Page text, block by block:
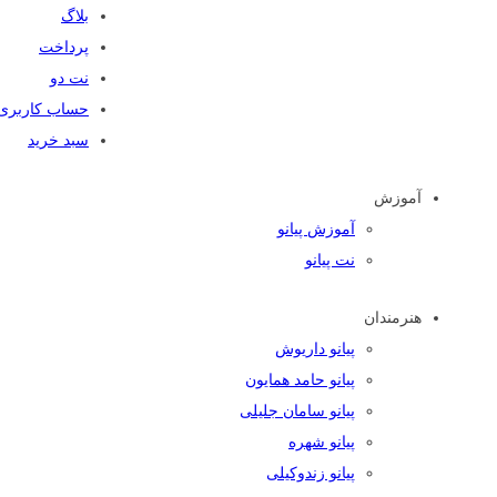
بلاگ
پرداخت
نت دو
حساب
سبد خرید
آموزش
آموزش پیانو
نت پیانو
هنرمندان
پیانو داریوش
پیانو حامد همایون
پیانو سامان جلیلی
پیانو شهره
پیانو زندوکیلی